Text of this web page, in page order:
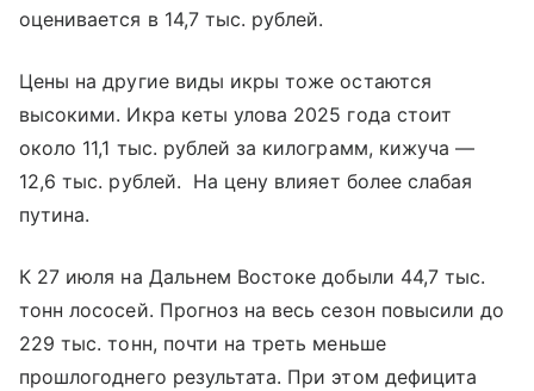
оценивается в 14,7 тыс. рублей.
Цены на другие виды икры тоже остаются
высокими. Икра кеты улова 2025 года стоит
около 11,1 тыс. рублей за килограмм, кижуча —
12,6 тыс. рублей. На цену влияет более слабая
путина.
К 27 июля на Дальнем Востоке добыли 44,7 тыс.
тонн лососей. Прогноз на весь сезон повысили до
229 тыс. тонн, почти на треть меньше
прошлогоднего результата. При этом дефицита